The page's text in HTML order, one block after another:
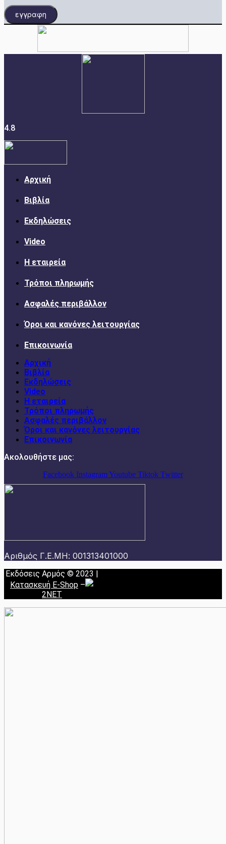
εγγραφη
4.8
Αρχική
Βιβλία
Εκδηλώσεις
Video
Η εταιρεία
Τρόποι πληρωμής
Ασφαλές περιβάλλον
Όροι και κανόνες λειτουργίας
Επικοινωνία
Αρχική
Βιβλία
Εκδηλώσεις
Video
Η εταιρεία
Τρόποι πληρωμής
Ασφαλές περιβάλλον
Όροι και κανόνες λειτουργίας
Επικοινωνία
Ακολουθήστε μας:
Facebook InstagramYoutube Tiktok Twitter
Αριθμός Γ.Ε.ΜΗ: 001313401000
Εκδόσεις Αρμός © 2023 |
Κατασκευή E-Shop –
2NET